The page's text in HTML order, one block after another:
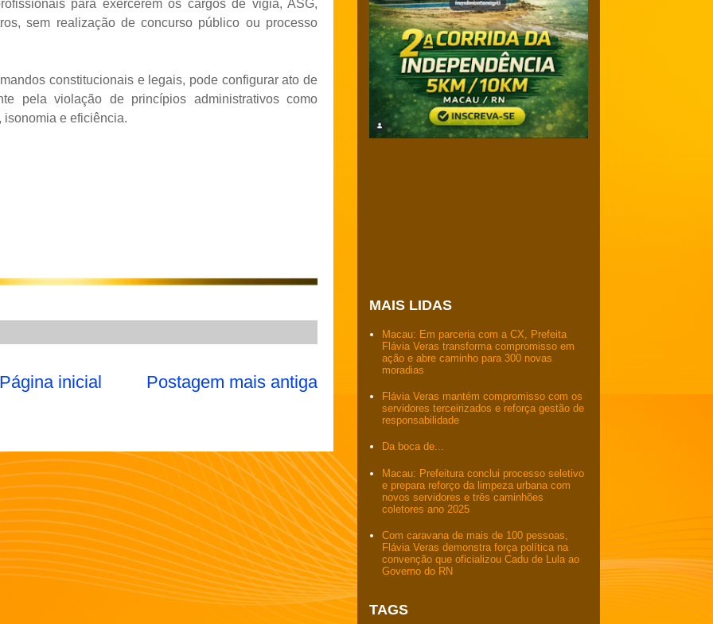
para exercerem os cargos de vigia, ASG,
sem realização de concurso público ou processo
constitucionais e legais, pode configurar ato de
pela violação de princípios administrativos como
isonomia e eficiência.
Postagem mais antiga
Página inicial
MAIS LIDAS
Macau: Em parceria com a CX, Prefeita
Flávia Veras transforma compromisso em
ação e abre caminho para 300 novas
moradias
Flávia Veras mantém compromisso com os
servidores terceirizados e reforça gestão de
responsabilidade
Da boca de...
Macau: Prefeitura conclui processo seletivo
e prepara reforço da limpeza urbana com
novos servidores e três caminhões
coletores ano 2025
Com caravana de mais de 100 pessoas,
Flávia Veras demonstra força política na
convenção que oficializou Cadu de Lula ao
Governo do RN
TAGS